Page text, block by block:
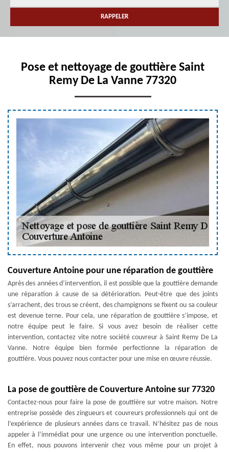
Pose et nettoyage de gouttière Saint
Remy De La Vanne 77320
Couverture Antoine pour une réparation de gouttière
Après des années d’intervention, il est possible que la gouttière demande
une réparation à cause de sa détérioration. Peut-être que des joints
s’arrachent, des trous se créent, des champignons se fixent ou sa couleur
est devenue terne. Pour cela, une réparation de gouttière s’impose, et
notre équipe peut le faire. Si vous avez besoin de réaliser cette
intervention, contactez vite notre société couvreur à Saint Remy De La
Vanne. Notre équipe bien formée perfectionne la réparation de
gouttière. Vous pouvez nous contacter pour une mise en œuvre réussie.
La pose de gouttière de Couverture Antoine sur 77320
Contactez-nous pour faire la pose de gouttière sur votre maison. Notre
entreprise possède des zingueurs et couvreurs professionnels qui ont de
l’expérience de plusieurs années dans ce travail. N’hésitez pas de nous
appeler à l’immédiat pour une urgence ou une intervention ponctuelle.
En effet, nous pouvons intervenir chez vous même pour un projet à